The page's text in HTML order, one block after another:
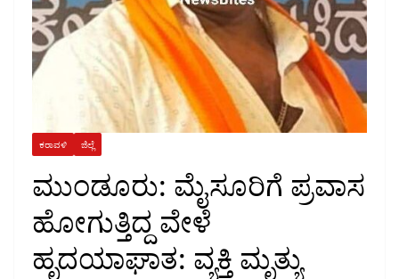
ಕರಾವಳಿ ಜಿಲ್ಲೆ
ಮುಂಡೂರು: ಮೈಸೂರಿಗೆ ಪ್ರವಾಸ
ಹೋಗುತ್ತಿದ್ದ ವೇಳೆ
ಹೃದಯಾಘಾತ: ವ್ಯಕ್ತಿ ಮೃತ್ಯು